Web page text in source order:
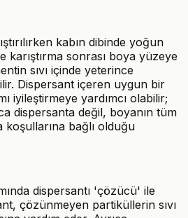
kabın dibinde yoğun
karıştırma sonrası boya yüzeye
sıvı içinde yeterince
Dispersant içeren uygun bir
iyileştirmeye yardımcı olabilir;
dispersanta değil, boyanın tüm
koşullarına bağlı olduğu
dispersantı 'çözücü' ile
çözünmeyen partiküllerin sıvı